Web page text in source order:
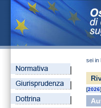
sei in
[2026